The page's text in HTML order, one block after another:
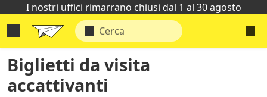
I nostri uffici rimarrano chiusi dal 1 al 30 agosto
Biglietti da visita
accattivanti